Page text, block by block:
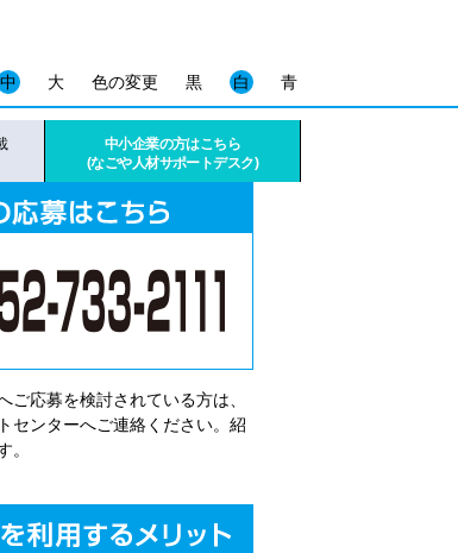
色の変更 黒 白 青
中 大
中小企業の方はこちら
(なごや人材サポートデスク)
ご応募を検討されている方は、
センターへご連絡ください。紹
。